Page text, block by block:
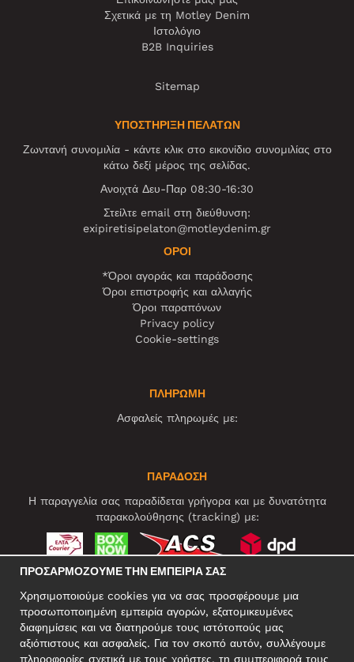
Σχετικά με τη Motley Denim
Ιστολόγιο
B2B Inquiries
Sitemap
ΥΠΟΣΤΗΡΙΞΗ ΠΕΛΑΤΩΝ
Ζωντανή συνομιλία - κάντε κλικ στο εικονίδιο συνομιλίας στο
κάτω δεξί μέρος της σελίδας.
Ανοιχτά Δευ-Παρ 08:30-16:30
Στείλτε email στη διεύθυνση:
exipiretisipelaton@motleydenim.gr
ΌΡΟΙ
*Όροι αγοράς και παράδοσης
Όροι επιστροφής και αλλαγής
Όροι παραπόνων
Privacy policy
Cookie-settings
ΠΛΗΡΩΜΗ
Ασφαλείς πληρωμές με:
ΠΑΡΑΔΟΣΗ
Η παραγγελία σας παραδίδεται γρήγορα και με δυνατότητα
παρακολούθησης (tracking) με:
ΕΠΑΓΓΕΛΜΑΤΙΚΗ ΔΙΕΥΘΥΝΣΗ
ΠΡΟΣΑΡΜΌΖΟΥΜΕ ΤΗΝ ΕΜΠΕΙΡΊΑ ΣΑΣ
Χρησιμοποιούμε cookies για να σας προσφέρουμε μια
προσωποποιημένη εμπειρία αγορών, εξατομικευμένες
διαφημίσεις και να διατηρούμε τους ιστότοπούς μας
αξιόπιστους και ασφαλείς. Για τον σκοπό αυτόν, συλλέγουμε
πληροφορίες σχετικά με τους χρήστες, τη συμπεριφορά τους